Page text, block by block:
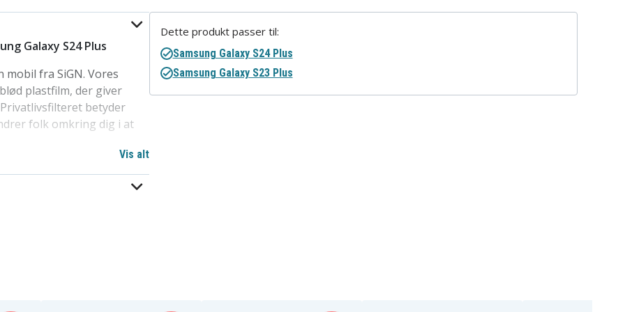
Galaxy S24 Plus
fra SiGN. Vores
plastfilm, der giver
betyder
folk omkring dig i at
monteringsværktøj til
nogen mærker
Vis alt
Dette produkt passer til:
Samsung Galaxy S24 Plus
Samsung Galaxy S23 Plus